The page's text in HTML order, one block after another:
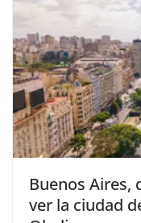
Buenos Aires,
ver la ciudad